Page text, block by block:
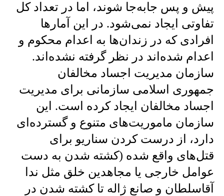
پیش و پس جابه‌جا شوند، اما در تعداد کل
تفاوتی ایجاد نمی‌شود. در این آمار‌ها
افرادی که در زندان‌ها به اعدام محکوم و
اعدام شده‌اند در نظر گرفته نشده‌اند.
سازمان مدیریت اجساد مخالفان
جمهوری اسلامی سازمانی برای مدیریت
اجساد مخالفان ایجاد کرده ‌است. این
سازمان ماموریت‌های متنوع و گسترده‌ای
دارد، از درست کردن سناریو برای
قتل‌های واقع شده (کشته شدن به دست
عوامل خارجی یا مجاهدین خلق مثل ندا
آقاسلطان و صانع ژاله تا کشته شدن در